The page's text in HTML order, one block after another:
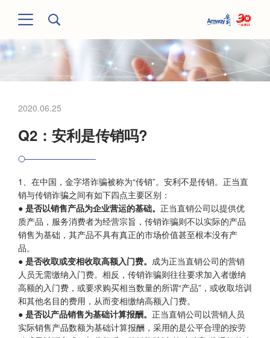
2020.06.25
Q2：安利是传销吗?
1、在中国，金字塔诈骗被称为“传销”。安利不是传销。正当直
销与传销诈骗之间有如下四点主要区别：
● 是否以销售产品为企业营运的基础。 正当直销公司以提供优
质产品，服务消费者为经营宗旨，传销诈骗则不以实际的产品
销售为基础，其产品不具有真正的市场价值甚至根本没有产
品。
● 是否收取或变相收取高额入门费。 成为正当直销公司的营销
人员无需缴纳入门费。相反，传销诈骗则往往要求加入者缴纳
高额的入门费，或要求购买相当数量的所谓“产品”，或收取培训
和其他名目的费用，从而变相缴纳高额入门费。
● 是否以产品销售为基础计算报酬。 正当直销公司以营销人员
实际销售产品数额为基础计算报酬，采用的是公平合理的按劳